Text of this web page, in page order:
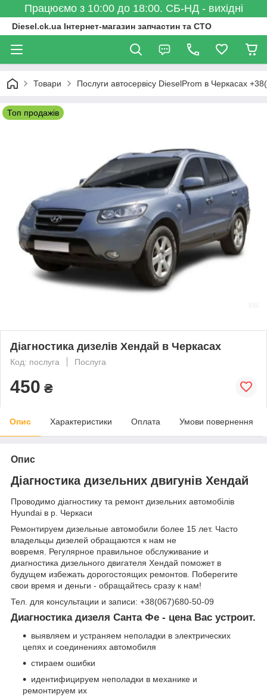
Працюємо з 10:00 до 18:00. СБ-НД - вихідні
Diesel.ck.ua Інтернет-магазин запчастин та СТО
Товари Послуги автосервісу DieselProm в Черкасах
Топ продажів
Діагностика дизелів Хендай в Черкасах
Код: послуга Послуга
450 ₴
Опис Характеристики Оплата Умови повернення
Опис
Діагностика дизельних двигунів Хендай
Проводимо діагностику та ремонт дизельних автомобілів
Hyundai в р. Черкаси
Ремонтируем дизельные автомобили более 15 лет. Часто
владельцы дизелей обращаются к нам не
вовремя. Регулярное правильное обслуживание и
диагностика дизельного двигателя Хендай поможет в
будущем избежать дорогостоящих ремонтов. Поберегите
свои время и деньги - обращайтесь сразу к нам!
Тел. для консультации и записи: +38(067)680-50-09
Диагностика дизеля Санта Фе - цена Вас устроит.
выявляем и устраняем неполадки в электрических
цепях и соединениях автомобиля
стираем ошибки
идентифицируем неполадки в механике и
ремонтируем их